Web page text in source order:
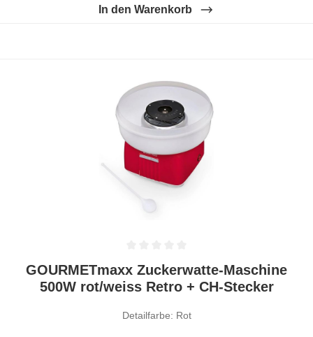
In den Warenkorb
Durchschnittliche Bewertung von 0 von 5 Sternen
GOURMETmaxx Zuckerwatte-Maschine
500W rot/weiss Retro + CH-Stecker
Detailfarbe: Rot